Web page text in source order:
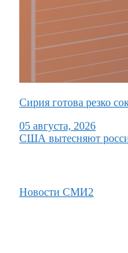
Сирия готова резко
05 августа, 2026
США вытесняют
Новости СМИ2